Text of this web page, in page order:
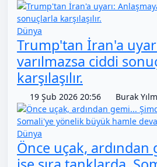
Dünya
Trump'tan İran'a
varılmazsa ciddi
karşılaşılır.
19 Şub 2026 20:56 Burak
Dünya
Önce uçak, ardından